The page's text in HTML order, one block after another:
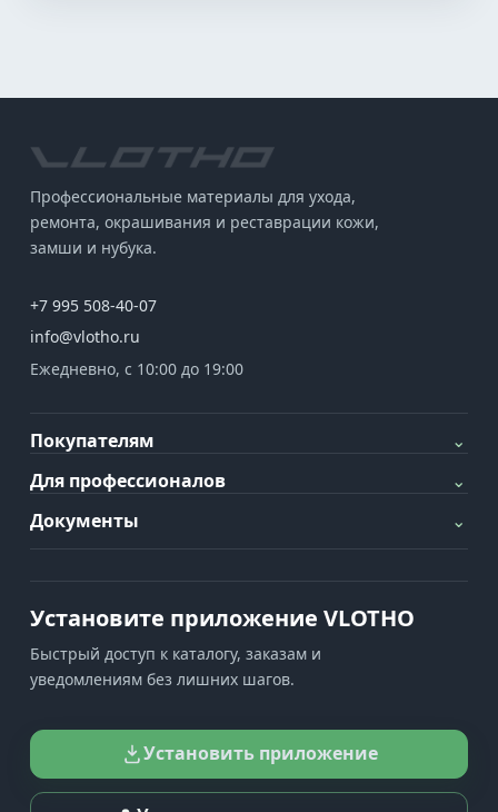
Профессиональные материалы для ухода,
ремонта, окрашивания и реставрации кожи,
замши и нубука.
+7 995 508-40-07
info@vlotho.ru
Ежедневно, с 10:00 до 19:00
Покупателям
⌄
Для профессионалов
⌄
Документы
⌄
Установите приложение VLOTHO
Быстрый доступ к каталогу, заказам и
уведомлениям без лишних шагов.
Установить приложение